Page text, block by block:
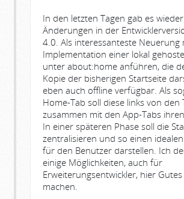
In den letzten Tagen gab es
Änderungen in der
4.0. Als interessanteste Neuerung
Implementation einer lokal
unter about:home anführen, die
Kopie der bisherigen Startseite
eben auch offline verfügbar. Als
Home-Tab soll diese links von den
zusammen mit den App-Tabs
In einer späteren Phase soll die
zentralisieren und so einen
für den Benutzer darstellen. Ich
einige Möglichkeiten, auch für
Erweiterungsentwickler, hier
machen.